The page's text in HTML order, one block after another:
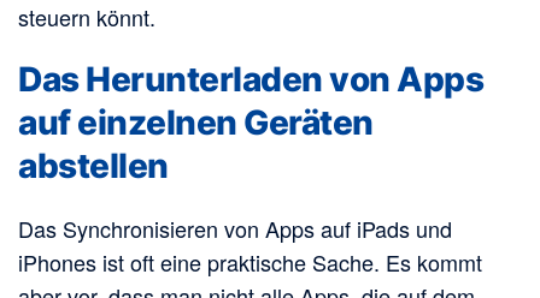
steuern könnt.
Das Herunterladen von Apps
auf einzelnen Geräten
abstellen
Das Synchronisieren von Apps auf iPads und
iPhones ist oft eine praktische Sache. Es kommt